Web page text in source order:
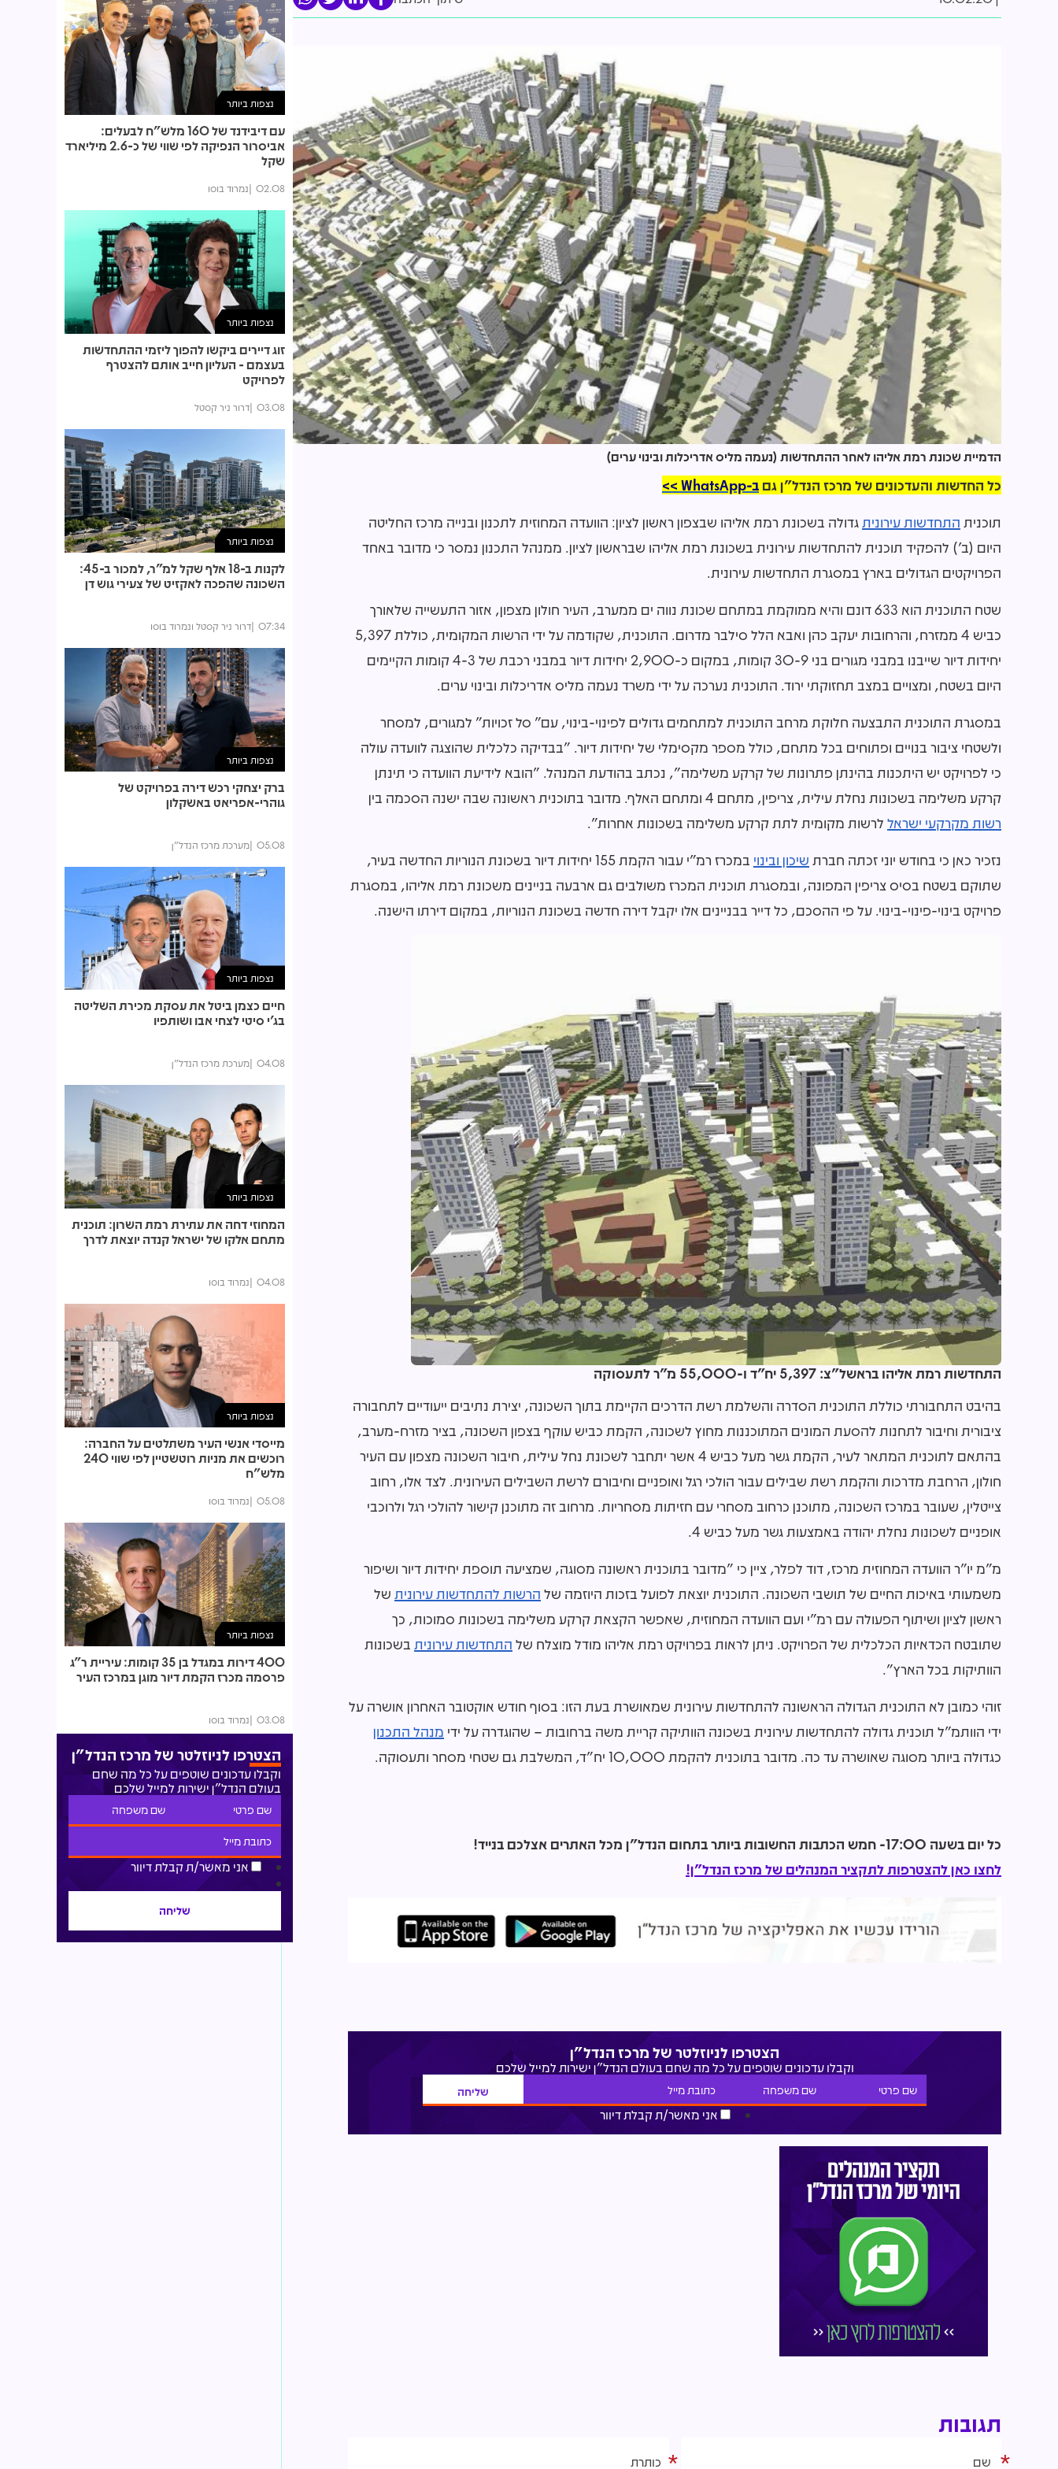
הדמיית שכונת רמת אליהו לאחר ההתחדשות (נעמה מליס אדריכלות ובינוי ערים)
כל החדשות והעדכונים של מרכז הנדל"ן גם ב-WhatsApp >>
תוכנית התחדשות עירוניתגדולה בשכונת רמת אליהו שבצפון ראשון לציון: הוועדה המחוזית לתכנון ובנייה מרכז החליטה
היום (ב') להפקיד תוכנית להתחדשות עירונית בשכונת רמת אליהו שבראשון לציון. ממנהל התכנון נמסר כי מדובר באחד
הפרויקטים הגדולים בארץ במסגרת התחדשות עירונית.
שטח התוכנית הוא 633 דונם והיא ממוקמת במתחם שכונת נווה ים ממערב, העיר חולון מצפון, אזור התעשייה שלאורך
כביש 4 ממזרח, והרחובות יעקב כהן ואבא הלל סילבר מדרום. התוכנית, שקודמה על ידי הרשות המקומית, כוללת 5,397
יחידות דיור שייבנו במבני מגורים בני 30-9 קומות, במקום כ-2,900 יחידות דיור במבני רכבת של 4-3 קומות הקיימים
היום בשטח, ומצויים במצב תחזוקתי ירוד. התוכנית נערכה על ידי משרד נעמה מליס אדריכלות ובינוי ערים.
במסגרת התוכנית התבצעה חלוקת מרחב התוכנית למתחמים גדולים לפינוי-בינוי, עם" סל זכויות" למגורים, למסחר
ולשטחי ציבור בנויים ופתוחים בכל מתחם, כולל מספר מקסימלי של יחידות דיור. "בבדיקה כלכלית שהוצגה לוועדה עולה
כי לפרויקט יש היתכנות בהינתן פתרונות של קרקע משלימה", נכתב בהודעת המנהל. "הובא לידיעת הוועדה כי תינתן
קרקע משלימה בשכונות נחלת עילית, צריפין, מתחם 4 ומתחם האלף. מדובר בתוכנית ראשונה שבה ישנה הסכמה בין
רשות מקרקעי ישראל לרשות מקומית לתת קרקע משלימה בשכונות אחרות".
נזכיר כאן כי בחודש יוני זכתה חברת שיכון ובינוי
במכרז רמ"י עבור הקמת 155 יחידות דיור בשכונת הנוריות החדשה בעיר,
שתוקם בשטח בסיס צריפין המפונה, ובמסגרת תוכנית המכרז משולבים גם ארבעה בניינים משכונת רמת אליהו, במסגרת
פרויקט בינוי-פינוי-בינוי. על פי ההסכם, כל דייר בבניינים אלו יקבל דירה חדשה בשכונת הנוריות, במקום דירתו הישנה.
התחדשות רמת אליהו בראשל"צ: 5,397 יח"ד ו-55,000 מ"ר לתעסוקה
בהיבט התחבורתי כוללת התוכנית הסדרה והשלמת רשת הדרכים הקיימת בתוך השכונה, יצירת נתיבים ייעודיים לתחבורה
ציבורית וחיבור לתחנות להסעת המונים המתוכננות מחוץ לשכונה, הקמת כביש עוקף בצפון השכונה, בציר מזרח-מערב,
בהתאם לתוכנית המתאר לעיר, הקמת גשר מעל כביש 4 אשר יתחבר לשכונת נחל עילית, חיבור השכונה מצפון עם העיר
חולון, הרחבת מדרכות והקמת רשת שבילים עבור הולכי רגל ואופניים וחיבורם לרשת השבילים העירונית. לצד אלו, רחוב
צייטלין, שעובר במרכז השכונה, מתוכנן כרחוב מסחרי עם חזיתות מסחריות. מרחוב זה מתוכנן קישור להולכי רגל ולרוכבי
אופניים לשכונות נחלת יהודה באמצעות גשר מעל כביש 4.
מ"מ יו"ר הוועדה המחוזית מרכז, דוד לפלר, ציין כי "מדובר בתוכנית ראשונה מסוגה, שמציעה תוספת יחידות דיור ושיפור
משמעותי באיכות החיים של תושבי השכונה. התוכנית יוצאת לפועל בזכות היוזמה של הרשות להתחדשות עירונית של
ראשון לציון ושיתוף הפעולה עם רמ"י ועם הוועדה המחוזית, שאפשר הקצאת קרקע משלימה בשכונות סמוכות, כך
שתובטח הכדאיות הכלכלית של הפרויקט. ניתן לראות בפרויקט רמת אליהו מודל מוצלח של התחדשות עירונית בשכונות
הוותיקות בכל הארץ".
זוהי כמובן לא התוכנית הגדולה הראשונה להתחדשות עירונית שמאושרת בעת הזו: בסוף חודש אוקטובר האחרון אושרה על
ידי הוותמ"ל תוכנית גדולה להתחדשות עירונית בשכונה הוותיקה קריית משה ברחובות – שהוגדרה על ידי מנהל התכנון
כגדולה ביותר מסוגה שאושרה עד כה. מדובר בתוכנית להקמת 10,000 יח"ד, המשלבת גם שטחי מסחר ותעסוקה.
כל יום בשעה 17:00- חמש הכתבות החשובות ביותר בתחום הנדל"ן מכל האתרים אצלכם בנייד!
לחצו כאן להצטרפות לתקציר המנהלים של מרכז הנדל"ן!
הצטרפו לניוזלטר של מרכז הנדל"ן
וקבלו עדכונים שוטפים על כל מה שחם בעולם הנדל"ן ישירות למייל שלכם
אני מאשר/ת קבלת דיוור
תגובות
נצפות ביותר
עם דיבידנד של 160 מלש"ח לבעלים:
אביסרור הנפיקה לפי שווי של כ-2.6 מיליארד
שקל
02.08 נמרוד בוסו
נצפות ביותר
זוג דיירים ביקשו להפוך ליזמי ההתחדשות
בעצמם - העליון חייב אותם להצטרף
לפרויקט
03.08 דרור ניר קסטל
נצפות ביותר
לקנות ב-18 אלף שקל למ"ר, למכור ב-45:
השכונה שהפכה לאקזיט של צעירי גוש דן
07:34 דרור ניר קסטל ונמרוד בוסו
נצפות ביותר
ברק יצחקי רכש דירה בפרויקט של
גוהרי-אפריאט באשקלון
05.08 מערכת מרכז הנדל"ן
נצפות ביותר
חיים כצמן ביטל את עסקת מכירת השליטה
בג'י סיטי לצחי אבו ושותפיו
04.08 מערכת מרכז הנדל"ן
נצפות ביותר
המחוזי דחה את עתירת רמת השרון: תוכנית
מתחם אלקו של ישראל קנדה יוצאת לדרך
04.08 נמרוד בוסו
נצפות ביותר
מייסדי אנשי העיר משתלטים על החברה:
רוכשים את מניות רוטשטיין לפי שווי 240
מלש"ח
05.08 נמרוד בוסו
נצפות ביותר
400 דירות במגדל בן 35 קומות: עיריית ר"ג
פרסמה מכרז הקמת דיור מוגן במרכז העיר
03.08 נמרוד בוסו
הצטרפו לניוזלטר של מרכז הנדל"ן
וקבלו עדכונים שוטפים על כל מה שחם
בעולם הנדל"ן ישירות למייל שלכם
אני מאשר/ת קבלת דיוור